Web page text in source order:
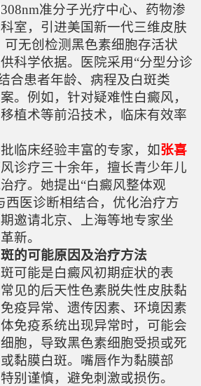
准分子光疗中心、药物渗
室，引进美国新一代三维皮肤
无创检测黑色素细胞存活状
科学依据。医院采用“分型分诊
合患者年龄、病程及白斑类
。例如，针对疑难性白癜风，
植术等前沿技术，临床有效率
床经验丰富的专家，如张喜
诊疗三十余年，擅长青少年儿
疗。她提出“白癜风整体观
西医诊断相结合，优化治疗方
邀请北京、上海等地专家坐
新。
的可能原因及治疗方法
能是白癜风初期症状的表
见的后天性色素脱失性皮肤黏
疫异常、遗传因素、环境因素
免疫系统出现异常时，可能会
胞，导致黑色素细胞受损或死
黏膜白斑。嘴唇作为黏膜部
别谨慎，避免刺激或损伤。